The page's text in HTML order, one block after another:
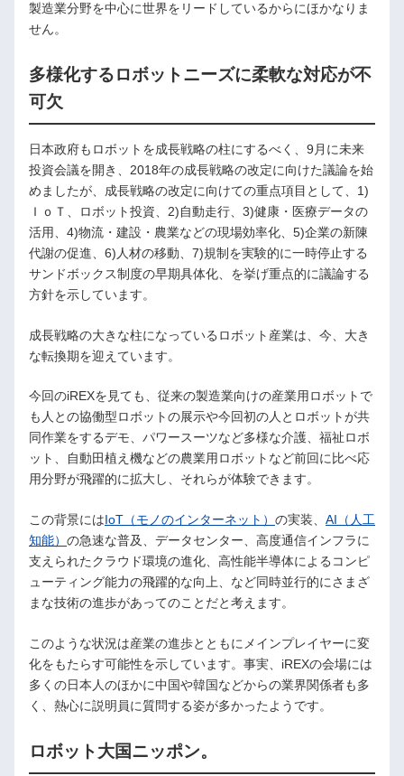
製造業分野を中心に世界をリードしているからにほかなりま
せん。
多様化するロボットニーズに柔軟な対応が不
可欠
日本政府もロボットを成長戦略の柱にするべく、9月に未来
投資会議を開き、2018年の成長戦略の改定に向けた議論を始
めましたが、成長戦略の改定に向けての重点項目として、1)
ＩｏＴ、ロボット投資、2)自動走行、3)健康・医療データの
活用、4)物流・建設・農業などの現場効率化、5)企業の新陳
代謝の促進、6)人材の移動、7)規制を実験的に一時停止する
サンドボックス制度の早期具体化、を挙げ重点的に議論する
方針を示しています。
成長戦略の大きな柱になっているロボット産業は、今、大き
な転換期を迎えています。
今回のiREXを見ても、従来の製造業向けの産業用ロボットで
も人との協働型ロボットの展示や今回初の人とロボットが共
同作業をするデモ、パワースーツなど多様な介護、福祉ロボ
ット、自動田植え機などの農業用ロボットなど前回に比べ応
用分野が飛躍的に拡大し、それらが体験できます。
この背景にはIoT（モノのインターネット） の実装、 AI（人工
知能） の急速な普及、データセンター、高度通信インフラに
支えられたクラウド環境の進化、高性能半導体によるコンピ
ューティング能力の飛躍的な向上、など同時並行的にさまざ
まな技術の進歩があってのことだと考えます。
このような状況は産業の進歩とともにメインプレイヤーに変
化をもたらす可能性を示しています。事実、iREXの会場には
多くの日本人のほかに中国や韓国などからの業界関係者も多
く、熱心に説明員に質問する姿が多かったようです。
ロボット大国ニッポン。